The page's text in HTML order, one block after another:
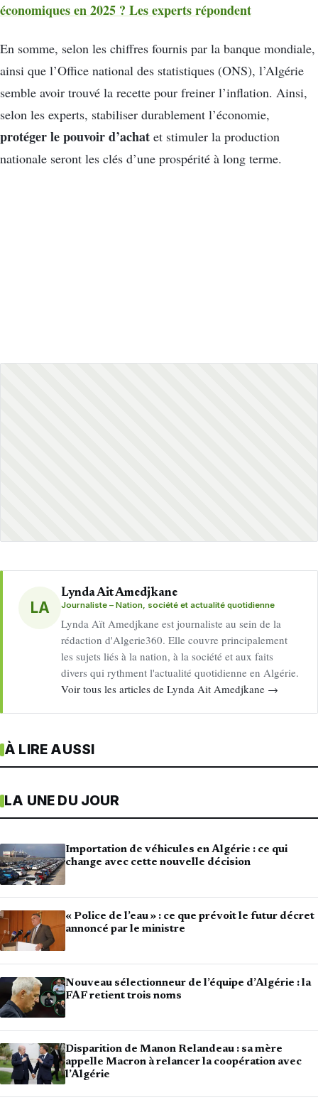
économiques en 2025 ? Les experts répondent
En somme, selon les chiffres fournis par la banque mondiale,
ainsi que l’Office national des statistiques (ONS), l’Algérie
semble avoir trouvé la recette pour freiner l’inflation. Ainsi,
selon les experts, stabiliser durablement l’économie,
protéger le pouvoir d’achat et stimuler la production
nationale seront les clés d’une prospérité à long terme.
LA
Lynda Ait Amedjkane
Journaliste – Nation, société et actualité quotidienne
Lynda Aït Amedjkane est journaliste au sein de la
rédaction d'Algerie360. Elle couvre principalement
les sujets liés à la nation, à la société et aux faits
divers qui rythment l'actualité quotidienne en Algérie.
Voir tous les articles de Lynda Ait Amedjkane →
À LIRE AUSSI
LA UNE DU JOUR
Importation de véhicules en Algérie : ce qui
change avec cette nouvelle décision
« Police de l’eau » : ce que prévoit le futur décret
annoncé par le ministre
Nouveau sélectionneur de l’équipe d’Algérie : la
FAF retient trois noms
Disparition de Manon Relandeau : sa mère
appelle Macron à relancer la coopération avec
l’Algérie